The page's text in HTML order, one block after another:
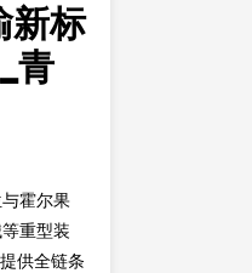
新标
青
霍尔果
重型装
供全链条